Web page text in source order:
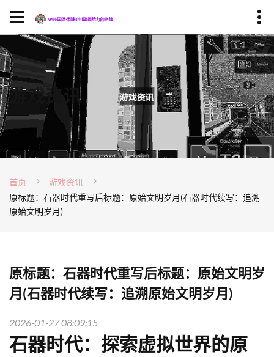
游戏资讯
首页
游戏资讯
原标题：石器时代重写后标题：原始文明岁月(石器时代续写：追溯
原始文明岁月)
原标题：石器时代重写后标题：原始文明岁
月(石器时代续写：追溯原始文明岁月)
2026-01-27 08:09:15
石器时代：探索虚拟世界的原